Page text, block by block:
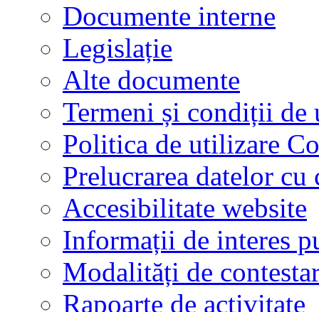
Documente interne
Legislație
Alte documente
Termeni și condiții de
Politica de utilizare
Prelucrarea datelor cu
Accesibilitate website
Informații de interes
Modalități de
Rapoarte de activitate